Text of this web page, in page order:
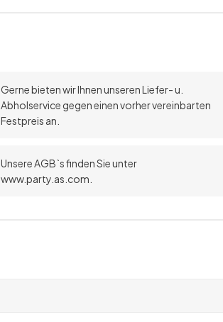
Gerne bieten wir Ihnen unseren Liefer- u.
Abholservice gegen einen vorher vereinbarten
Festpreis an.
Unsere AGB`s finden Sie unter
www.party.as.com.